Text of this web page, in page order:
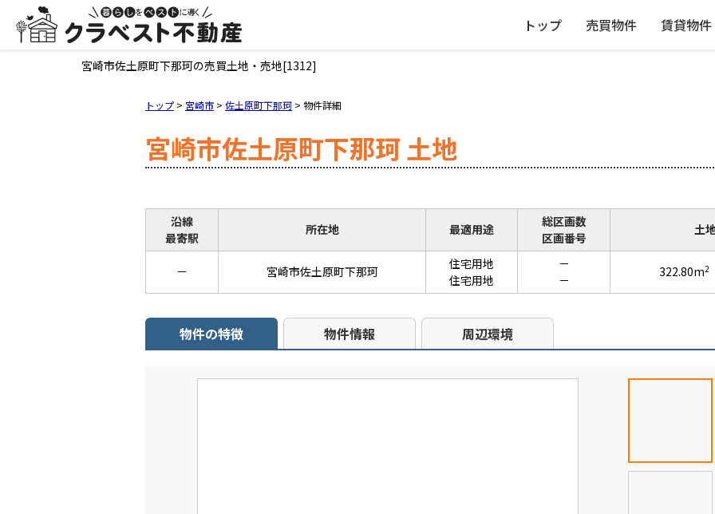
トップ 売買物件 賃貸物件
宮崎市佐土原町下那珂の売買土地・売地[1312]
トップ > 宮崎市 > 佐土原町下那珂 > 物件詳細
宮崎市佐土原町下那珂 土地
沿線
最寄駅
所在地 最適用途
総区画数
区画番号
土
－ 宮崎市佐土原町下那珂
住宅用地
住宅用地
－
－
322.80m2
物件の特徴 物件情報 周辺環境